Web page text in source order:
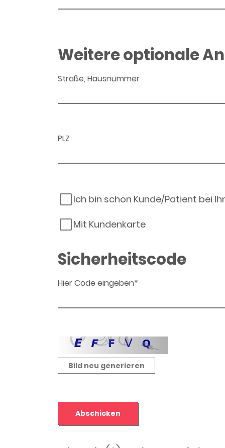
Weitere optionale
Straße, Hausnummer
PLZ
Ich bin schon Kunde/Patient bei
Mit Kundenkarte
Sicherheitscode
Hier Code eingeben*